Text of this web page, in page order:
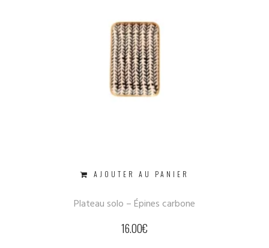
AJOUTER AU PANIER
Plateau solo – Épines carbone
16.00€